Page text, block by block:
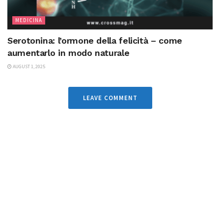
MEDICINA
Serotonina: l’ormone della felicità – come
aumentarlo in modo naturale
AUGUST 1, 2025
LEAVE COMMENT